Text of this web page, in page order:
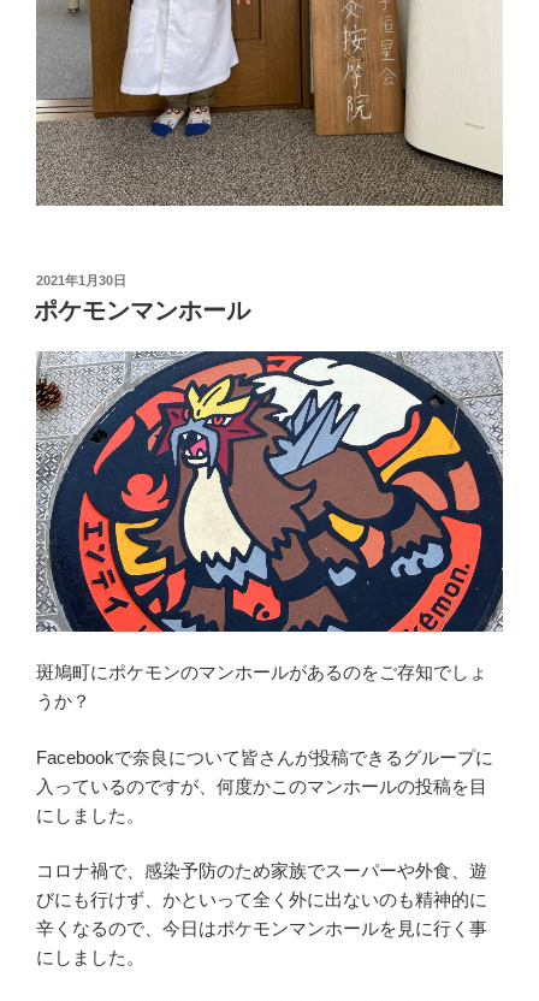
投
稿
日:
2021年1月30日
ポケモンマンホール
斑鳩町にポケモンのマンホールがあるのをご存知でしょ
うか？
Facebookで奈良について皆さんが投稿できるグループに
入っているのですが、何度かこのマンホールの投稿を目
にしました。
コロナ禍で、感染予防のため家族でスーパーや外食、遊
びにも行けず、かといって全く外に出ないのも精神的に
辛くなるので、今日はポケモンマンホールを見に行く事
にしました。